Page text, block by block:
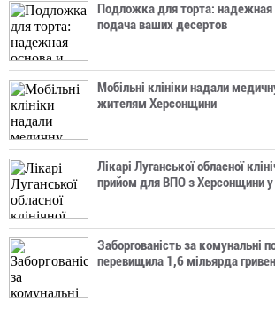
Подложка для торта: надежная
подача ваших десертов
Мобільні клініки надали
жителям Херсонщини
Лікарі Луганської обласної
прийом для ВПО з Херсонщини у
Заборгованість за комунальні
перевищила 1,6 мільярда